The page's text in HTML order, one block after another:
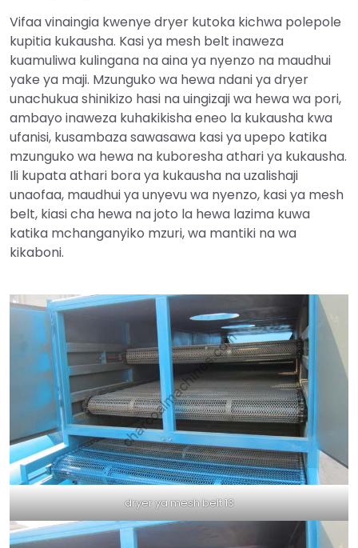
Vifaa vinaingia kwenye dryer kutoka kichwa polepole
kupitia kukausha. Kasi ya mesh belt inaweza
kuamuliwa kulingana na aina ya nyenzo na maudhui
yake ya maji. Mzunguko wa hewa ndani ya dryer
unachukua shinikizo hasi na uingizaji wa hewa wa pori,
ambayo inaweza kuhakikisha eneo la kukausha kwa
ufanisi, kusambaza sawasawa kasi ya upepo katika
mzunguko wa hewa na kuboresha athari ya kukausha.
Ili kupata athari bora ya kukausha na uzalishaji
unaofaa, maudhui ya unyevu wa nyenzo, kasi ya mesh
belt, kiasi cha hewa na joto la hewa lazima kuwa
katika mchanganyiko mzuri, wa mantiki na wa
kikaboni.
dryer ya mesh belt 13